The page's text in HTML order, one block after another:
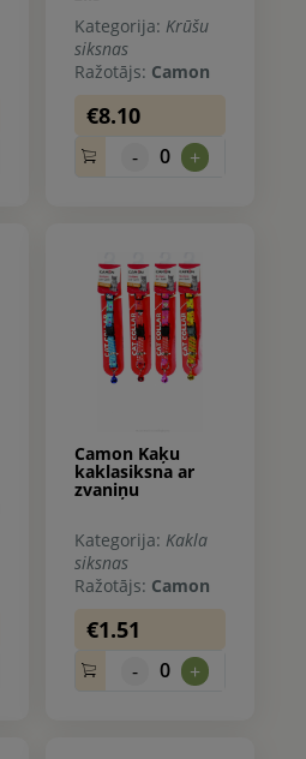
Kategorija: Krūšu
siksnas
Ražotājs: Camon
€8.10
- 0 +
Camon Kaķu
kaklasiksna ar
zvaniņu
Kategorija: Kakla
siksnas
Ražotājs: Camon
€1.51
- 0 +